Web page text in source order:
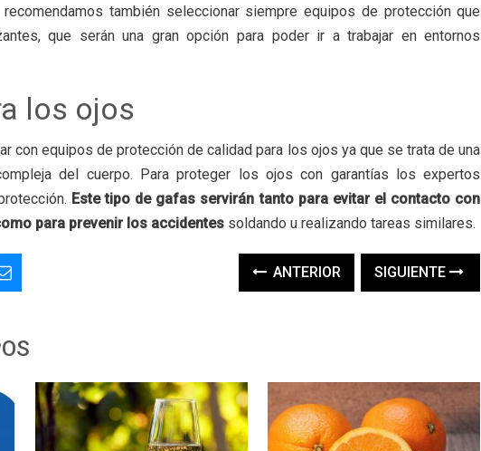
también seleccionar siempre equipos de protección que
que serán una gran opción para poder ir a trabajar en entornos
los ojos
con equipos de protección de calidad para los ojos ya que se trata de una
del cuerpo. Para proteger los ojos con garantías los expertos
Este tipo de gafas servirán tanto para evitar el contacto con
para prevenir los accidentes soldando u realizando tareas similares.
ANTERIOR SIGUIENTE